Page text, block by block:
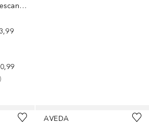
Shampoo secco rinfrescante profumato per capelli ricci
)
AVEDA